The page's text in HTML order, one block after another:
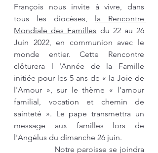
François nous invite à vivre, dans
tous les diocèses, la Rencontre
Mondiale des Familles du 22 au 26
Juin 2022, en communion avec le
monde entier. Cette Rencontre
clôturera l 'Année de la Famille
initiée pour les 5 ans de « la Joie de
l'Amour », sur le thème « l'amour
familial, vocation et chemin de
sainteté ». Le pape transmettra un
message aux familles lors de
l'Angélus du dimanche 26 juin.